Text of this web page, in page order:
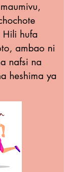
hufa
ambao ni
nafsi na
heshima ya